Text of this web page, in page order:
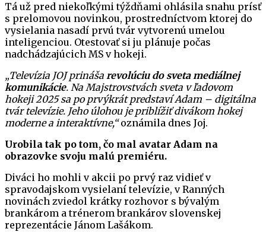
Tá už pred niekoľkými týždňami ohlásila snahu prísť
s prelomovou novinkou, prostredníctvom ktorej do
vysielania nasadí prvú tvár vytvorenú umelou
inteligenciou. Otestovať si ju plánuje počas
nadchádzajúcich MS v hokeji.
„Televízia JOJ prináša revolúciu do sveta mediálnej
komunikácie. Na Majstrovstvách sveta v ľadovom
hokeji 2025 sa po prvýkrát predstaví Adam – digitálna
tvár televízie. Jeho úlohou je priblížiť divákom hokej
moderne a interaktívne,“oznámila dnes Joj.
Urobila tak po tom, čo mal avatar Adam na
obrazovke svoju malú premiéru.
Diváci ho mohli v akcii po prvý raz vidieť v
spravodajskom vysielaní televízie, v Ranných
novinách zviedol krátky rozhovor s bývalým
brankárom a trénerom brankárov slovenskej
reprezentácie Jánom Lašákom.